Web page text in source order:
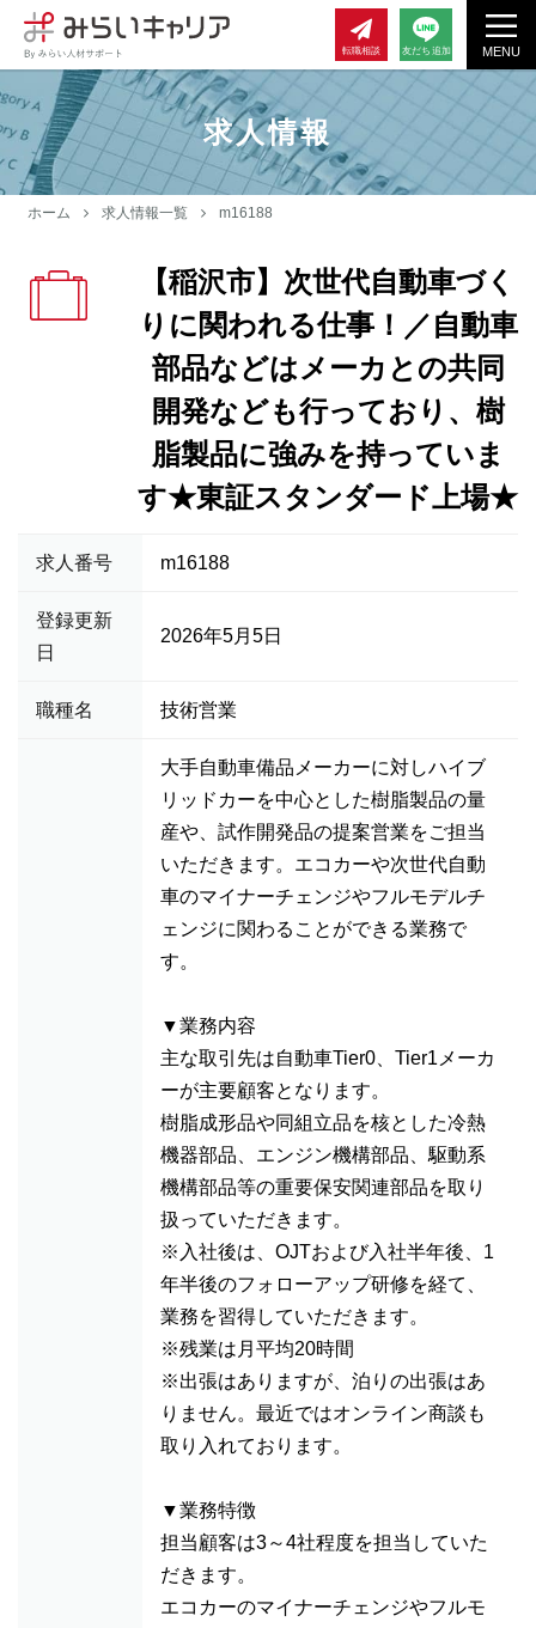
MENU
転職相談 友だち追加
求人情報
ホーム 求人情報一覧 m16188
【稲沢市】次世代自動車づく
りに関われる仕事！／自動車
部品などはメーカとの共同
開発なども行っており、樹
脂製品に強みを持っていま
す★東証スタンダード上場★
求人番号 m16188
登録更新
日
2026年5月5日
職種名 技術営業
大手自動車備品メーカーに対しハイブ
リッドカーを中心とした樹脂製品の量
産や、試作開発品の提案営業をご担当
いただきます。エコカーや次世代自動
車のマイナーチェンジやフルモデルチ
ェンジに関わることができる業務で
す。
▼業務内容
主な取引先は自動車Tier0、Tier1メーカ
ーが主要顧客となります。
樹脂成形品や同組立品を核とした冷熱
機器部品、エンジン機構部品、駆動系
機構部品等の重要保安関連部品を取り
扱っていただきます。
※入社後は、OJTおよび入社半年後、1
年半後のフォローアップ研修を経て、
業務を習得していただきます。
※残業は月平均20時間
※出張はありますが、泊りの出張はあ
りません。最近ではオンライン商談も
取り入れております。
▼業務特徴
担当顧客は3～4社程度を担当していた
だきます。
エコカーのマイナーチェンジやフルモ